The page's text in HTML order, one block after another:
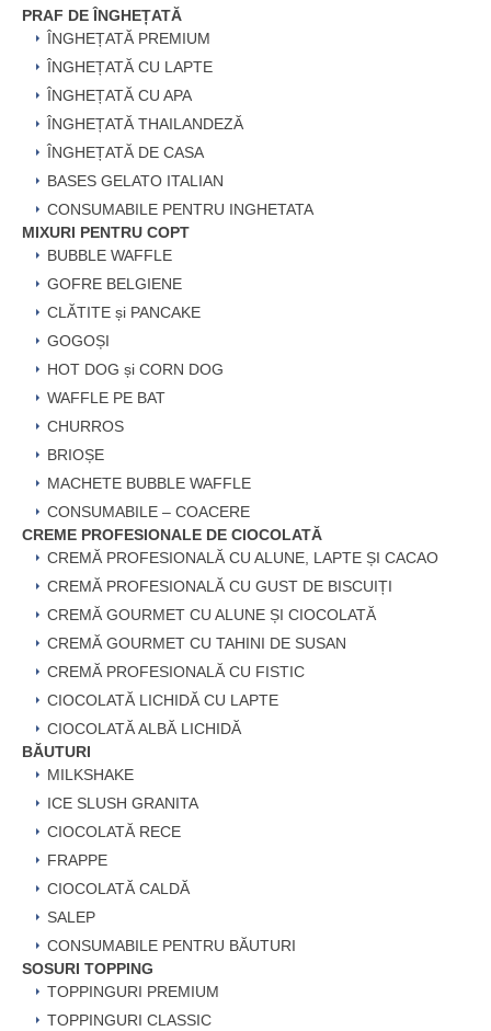
PRAF DE ÎNGHEȚATĂ
ÎNGHEȚATĂ PREMIUM
ÎNGHEȚATĂ CU LAPTE
ÎNGHEȚATĂ CU APA
ÎNGHEȚATĂ THAILANDEZĂ
ÎNGHEȚATĂ DE CASA
BASES GELATO ITALIAN
CONSUMABILE PENTRU INGHETATA
MIXURI PENTRU COPT
BUBBLE WAFFLE
GOFRE BELGIENE
CLĂTITE și PANCAKE
GOGOȘI
HOT DOG și CORN DOG
WAFFLE PE BAT
CHURROS
BRIOȘE
MACHETE BUBBLE WAFFLE
CONSUMABILE – COACERE
CREME PROFESIONALE DE CIOCOLATĂ
CREMĂ PROFESIONALĂ CU ALUNE, LAPTE ȘI CACAO
CREMĂ PROFESIONALĂ CU GUST DE BISCUIȚI
CREMĂ GOURMET CU ALUNE ȘI CIOCOLATĂ
CREMĂ GOURMET CU TAHINI DE SUSAN
CREMĂ PROFESIONALĂ CU FISTIC
CIOCOLATĂ LICHIDĂ CU LAPTE
CIOCOLATĂ ALBĂ LICHIDĂ
BĂUTURI
MILKSHAKE
ICE SLUSH GRANITA
CIOCOLATĂ RECE
FRAPPE
CIOCOLATĂ CALDĂ
SALEP
CONSUMABILE PENTRU BĂUTURI
SOSURI TOPPING
TOPPINGURI PREMIUM
TOPPINGURI CLASSIC